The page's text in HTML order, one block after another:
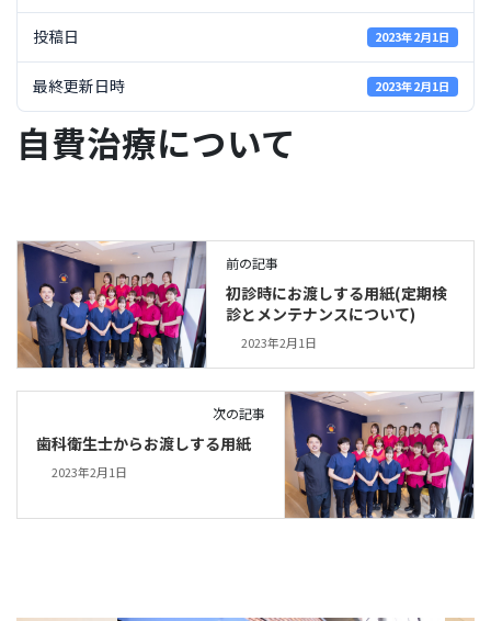
投稿日 2023年2月1日
最終更新日時 2023年2月1日
自費治療について
前の記事
初診時にお渡しする用紙(定期検
診とメンテナンスについて)
2023年2月1日
次の記事
歯科衛生士からお渡しする用紙
2023年2月1日